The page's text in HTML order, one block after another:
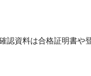
認資料は合格証明書や